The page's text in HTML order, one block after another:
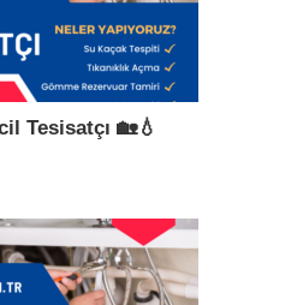
Tesisatçı 🏡💧